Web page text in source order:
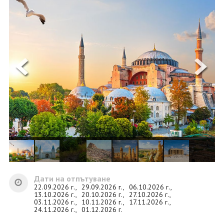
0700 144 34
Дати на отпътуване
22.09.2026 г., 29.09.2026 г., 06.10.2026 г.,
13.10.2026 г., 20.10.2026 г., 27.10.2026 г.,
03.11.2026 г.,
10.11.2026 г.,
17.11.2026 г.,
24.11.2026 г., 01.12.2026 г.